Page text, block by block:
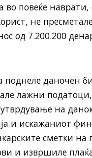
повеќе
не
од 7.200.200
поднеле даночен
лажни
на
и искажаниот
сметки на
и извршиле